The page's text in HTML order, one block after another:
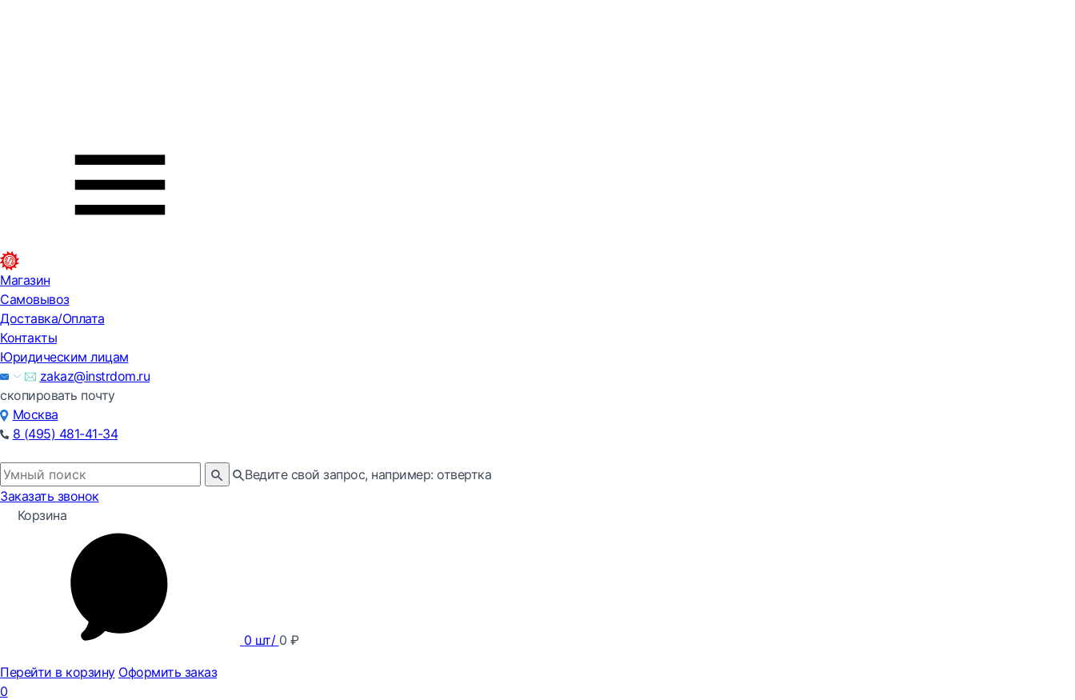
Магазин
Самовывоз
Доставка/Оплата
Контакты
Юридическим лицам
zakaz@instrdom.ru
скопировать почту
Москва
8 (495) 481-41-34
Ведите свой запрос, например: отвертка
Заказать звонок
Корзина
0 шт/ 0 ₽
Перейти в корзину Оформить заказ
0